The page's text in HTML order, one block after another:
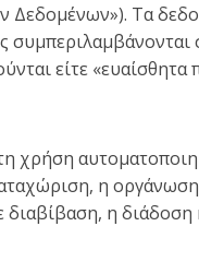
Δεδομένων»). Τα
είτε
χρήση
η
η